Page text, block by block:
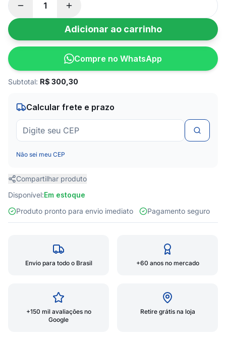
Adicionar ao carrinho
Compre no WhatsApp
Subtotal: R$ 300,30
Calcular frete e prazo
Não sei meu CEP
Compartilhar produto
Disponível:Em estoque
Produto pronto para envio imediato
Pagamento seguro
Envio para todo o Brasil +60 anos no mercado
+150 mil avaliações no
Google
Retire grátis na loja